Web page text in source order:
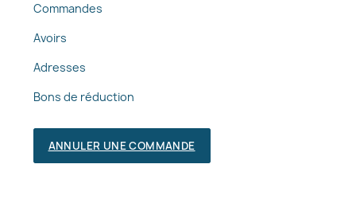
Commandes
Avoirs
Adresses
Bons de réduction
ANNULER UNE COMMANDE